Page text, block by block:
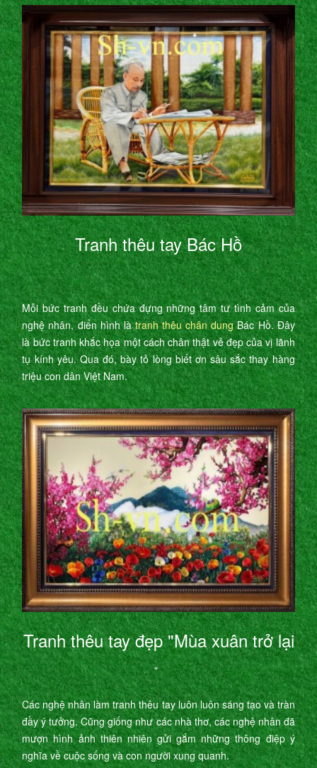
Tranh thêu tay Bác Hồ
Mỗi bức tranh đều chứa đựng những tâm tư tình cảm của
nghệ nhân, điển hình làtranh thêu chân dungBác Hồ. Đây
là bức tranh khắc họa một cách chân thật vẻ đẹp của vị lãnh
tụ kính yêu. Qua đó, bày tỏ lòng biết ơn sâu sắc thay hàng
triệu con dân Việt Nam.
Tranh thêu tay đẹp "Mùa xuân trở lại
"
Các nghệ nhân làm tranh thêu tay luôn luôn sáng tạo và tràn
đầy ý tưởng. Cũng giống như các nhà thơ, các nghệ nhân đã
mượn hình ảnh thiên nhiên gửi gắm những thông điệp ý
nghĩa về cuộc sống và con người xung quanh.